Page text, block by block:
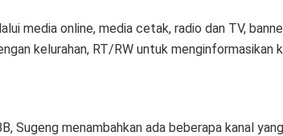
media online, media cetak, radio dan TV,
kelurahan, RT/RW untuk menginformasikan
Sugeng menambahkan ada beberapa kanal